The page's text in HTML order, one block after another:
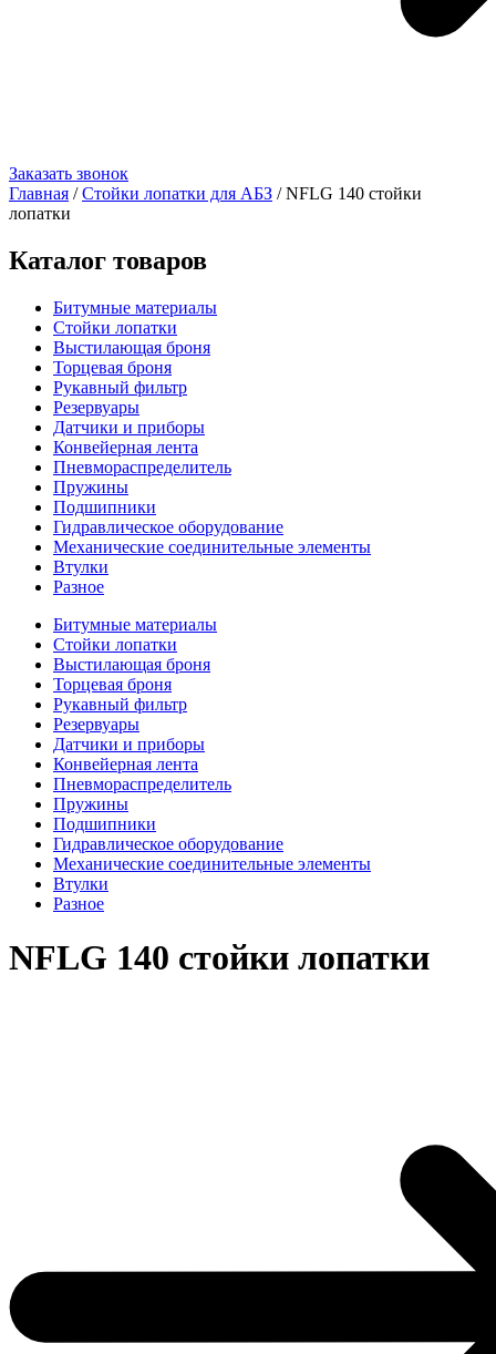
Заказать звонок
Главная /Стойки лопатки для АБЗ / NFLG 140 стойки
лопатки
Каталог товаров
Битумные материалы
Стойки лопатки
Выстилающая броня
Торцевая броня
Рукавный фильтр
Резервуары
Датчики и приборы
Конвейерная лента
Пневмораспределитель
Пружины
Подшипники
Гидравлическое оборудование
Механические соединительные элементы
Втулки
Разное
Битумные материалы
Стойки лопатки
Выстилающая броня
Торцевая броня
Рукавный фильтр
Резервуары
Датчики и приборы
Конвейерная лента
Пневмораспределитель
Пружины
Подшипники
Гидравлическое оборудование
Механические соединительные элементы
Втулки
Разное
NFLG 140 стойки лопатки